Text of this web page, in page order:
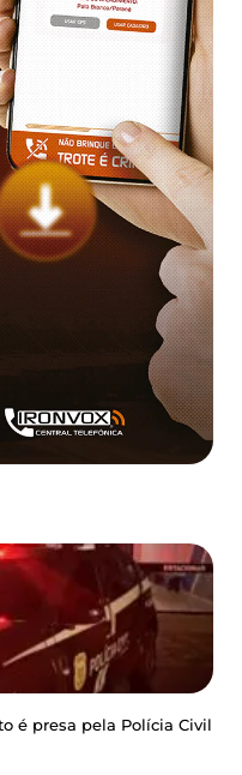
é presa pela Polícia Civil